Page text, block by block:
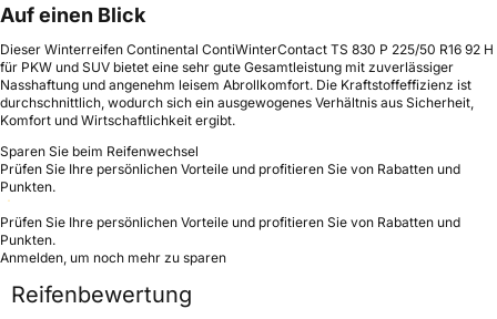
Auf einen Blick
Dieser Winterreifen Continental ContiWinterContact TS 830 P 225/50 R16 92 H
für PKW und SUV bietet eine sehr gute Gesamtleistung mit zuverlässiger
Nasshaftung und angenehm leisem Abrollkomfort. Die Kraftstoffeffizienz ist
durchschnittlich, wodurch sich ein ausgewogenes Verhältnis aus Sicherheit,
Komfort und Wirtschaftlichkeit ergibt.
Sparen Sie beim Reifenwechsel
Prüfen Sie Ihre persönlichen Vorteile und profitieren Sie von Rabatten und
Punkten.
Prüfen Sie Ihre persönlichen Vorteile und profitieren Sie von Rabatten und
Punkten.
Anmelden, um noch mehr zu sparen
Reifenbewertung